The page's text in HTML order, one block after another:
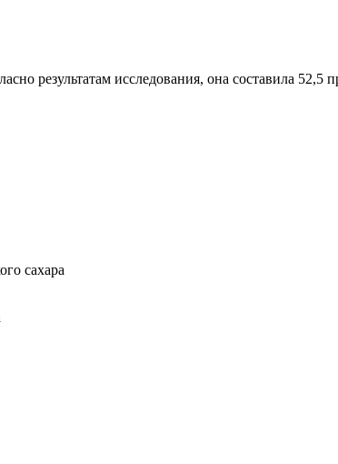
результатам исследования, она составила 52,5
сахара